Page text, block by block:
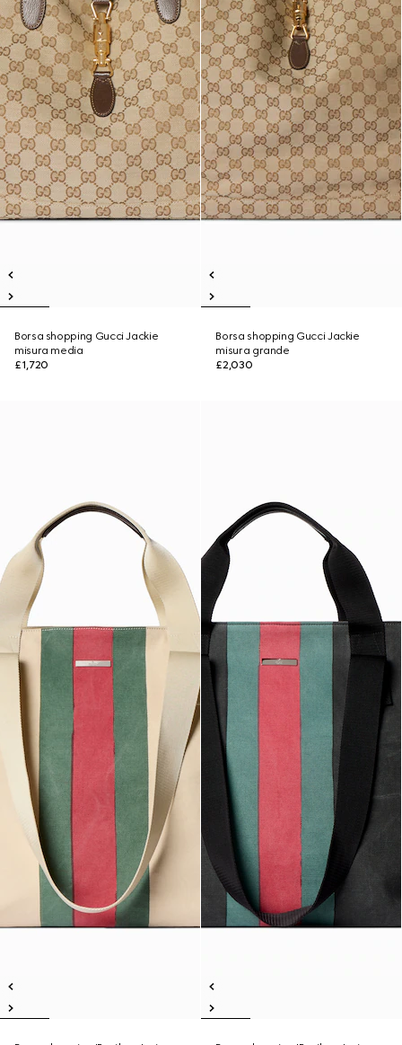
Borsa shopping Gucci Jackie
misura media
£1,720
Borsa shopping Gucci Jackie
misura grande
£2,030